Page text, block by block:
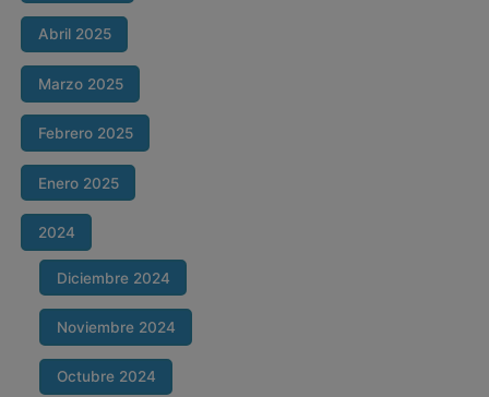
Abril 2025
Marzo 2025
Febrero 2025
Enero 2025
2024
Diciembre 2024
Noviembre 2024
Octubre 2024